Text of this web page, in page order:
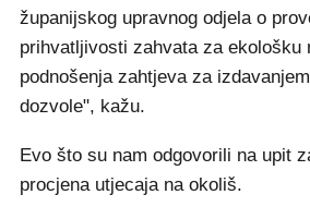
županijskog upravnog odjela o
prihvatljivosti zahvata za ekološku
podnošenja zahtjeva za
dozvole", kažu.
Evo što su nam odgovorili na upit
procjena utjecaja na okoliš.